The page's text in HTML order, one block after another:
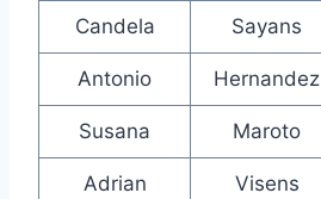
Candela Sayans
Antonio Hernandez
Susana Maroto
Adrian Visens